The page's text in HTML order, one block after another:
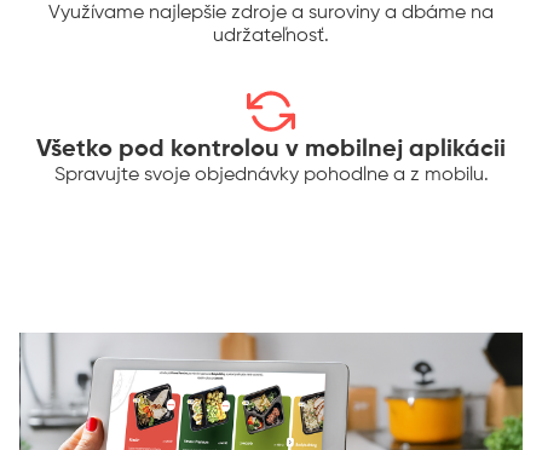
Využívame najlepšie zdroje a suroviny a dbáme na
udržateľnosť.
Všetko pod kontrolou v mobilnej aplikácii
Spravujte svoje objednávky pohodlne a z mobilu.